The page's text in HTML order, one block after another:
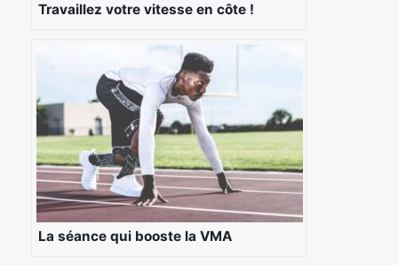
Travaillez votre vitesse en côte !
La séance qui booste la VMA